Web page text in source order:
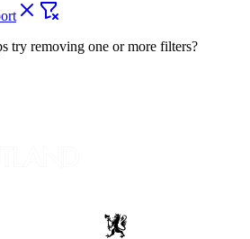
try removing one or more filters?